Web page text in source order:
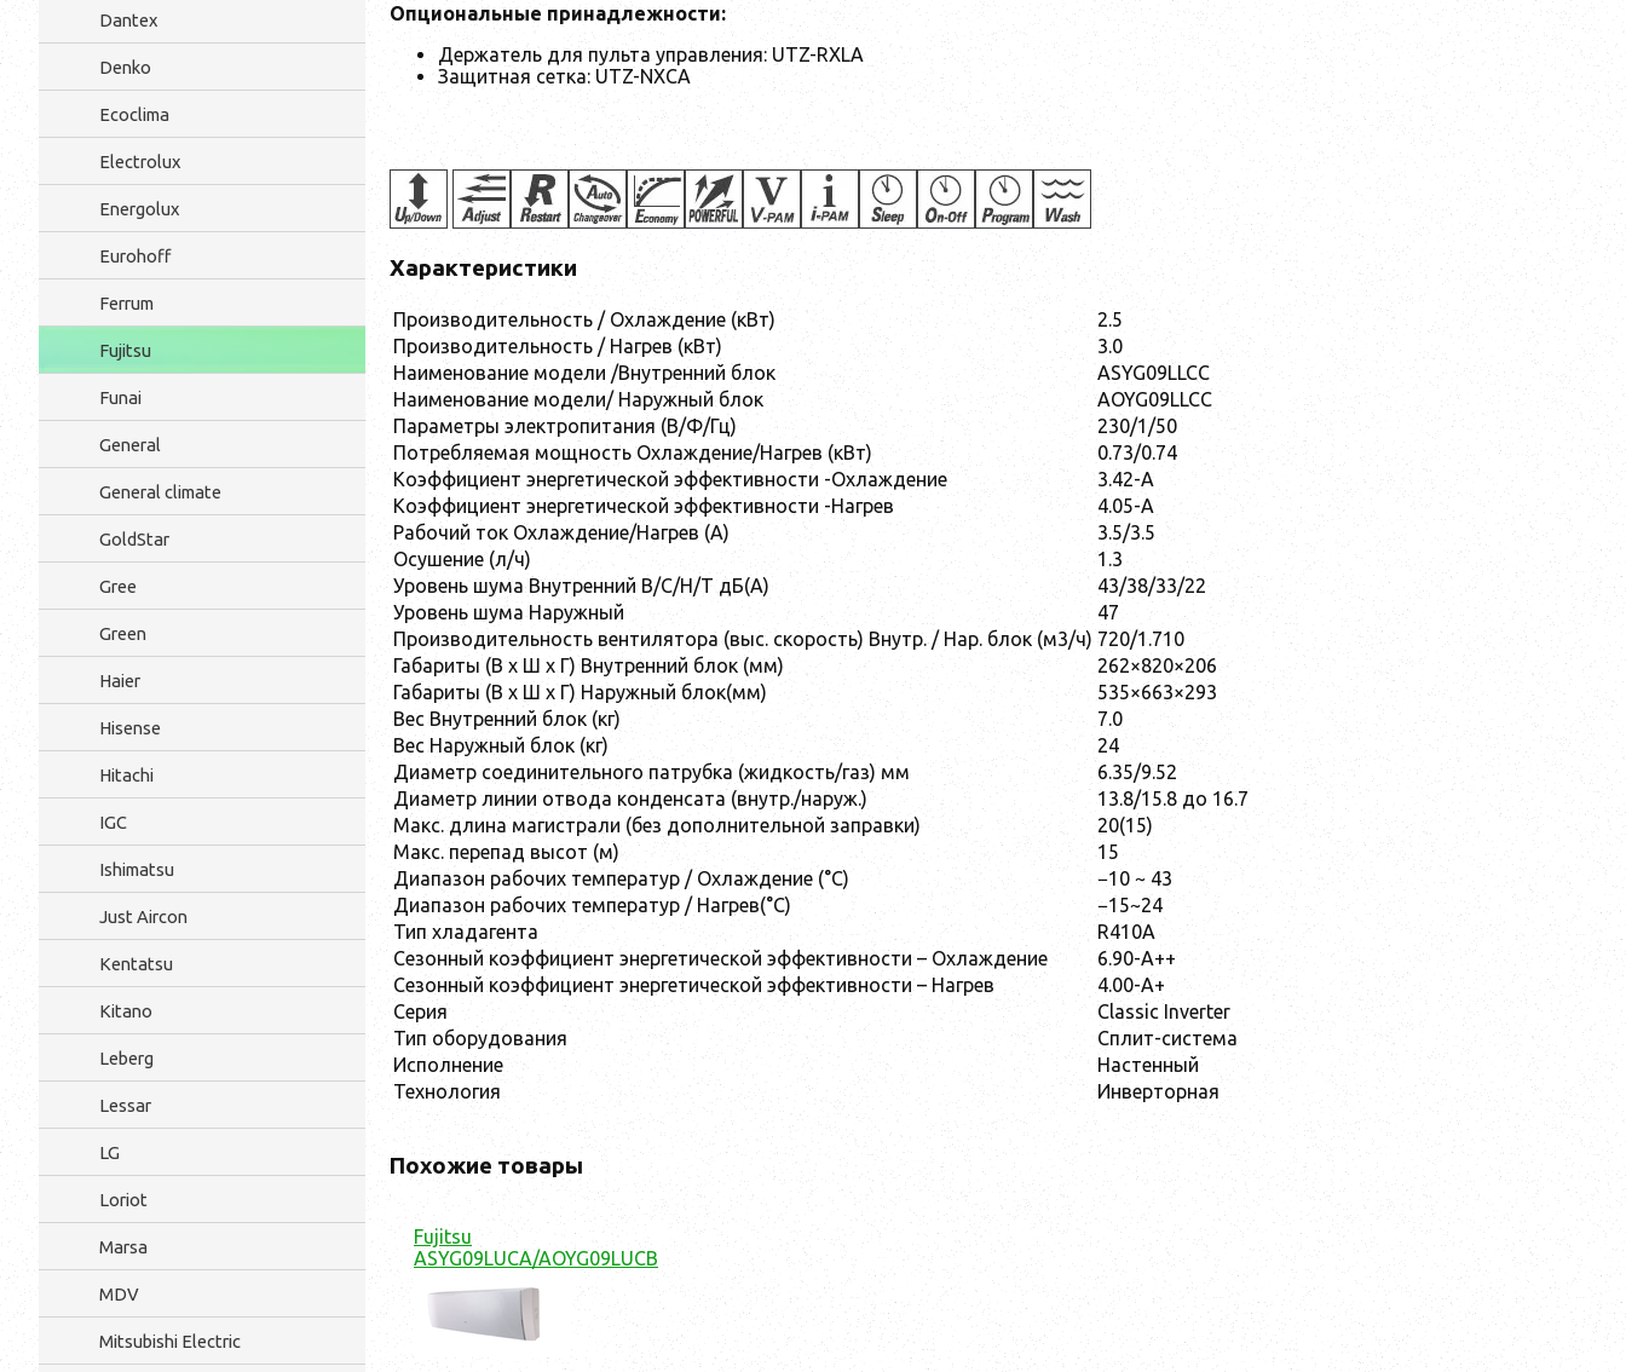
Dantex
Denko
Ecoclima
Electrolux
Energolux
Eurohoff
Ferrum
Fujitsu
Funai
General
General climate
GoldStar
Gree
Green
Haier
Hisense
Hitachi
IGC
Ishimatsu
Just Aircon
Kentatsu
Kitano
Leberg
Lessar
LG
Loriot
Marsa
MDV
Mitsubishi Electric
Опциональные принадлежности:
Держатель для пульта управления: UTZ-RXLA
Защитная сетка: UTZ-NXCA
Характеристики
Производительность / Охлаждение (кВт)
2.5
Производительность / Нагрев (кВт)
3.0
Наименование модели /Внутренний блок
ASYG09LLCC
Наименование модели/ Наружный блок
AOYG09LLCC
Параметры электропитания (В/Ф/Гц)
230/1/50
Потребляемая мощность Охлаждение/Нагрев (кВт)
0.73/0.74
Коэффициент энергетической эффективности -Охлаждение
3.42-A
Коэффициент энергетической эффективности -Нагрев
4.05-A
Рабочий ток Охлаждение/Нагрев (A)
3.5/3.5
Осушение (л/ч)
1.3
Уровень шума Внутренний В/С/Н/Т дБ(А)
43/38/33/22
Уровень шума Наружный
47
Производительность вентилятора (выс. скорость) Внутр. / Нар. блок (м3/ч) 720/1.710
Габариты (В x Ш x Г) Внутренний блок (мм)
262×820×206
Габариты (В x Ш x Г) Наружный блок(мм)
535×663×293
Вес Внутренний блок (кг)
7.0
Вес Наружный блок (кг)
24
Диаметр соединительного патрубка (жидкость/газ) мм
6.35/9.52
Диаметр линии отвода конденсата (внутр./наруж.)
13.8/15.8 до 16.7
Макс. длина магистрали (без дополнительной заправки)
20(15)
Макс. перепад высот (м)
15
Диапазон рабочих температур / Охлаждение (°C)
−10 ~ 43
Диапазон рабочих температур / Нагрев(°C)
−15~24
Тип хладагента
R410A
Сезонный коэффициент энергетической эффективности – Охлаждение
6.90-A++
Сезонный коэффициент энергетической эффективности – Нагрев
4.00-A+
Серия
Classic Inverter
Тип оборудования
Сплит-система
Исполнение
Настенный
Технология
Инверторная
Похожие товары
Fujitsu
ASYG09LUCA/AOYG09LUCB